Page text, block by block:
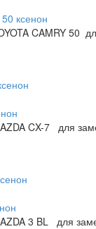
ксенон
CAMRY 50
CX-7 для
3 BL для